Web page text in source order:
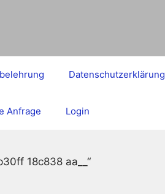
Datenschutzerklärung
Anfrage Login
18c838 aa__“